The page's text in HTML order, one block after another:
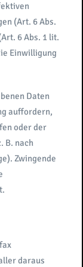
(Art. 6 Abs.
6 Abs. 1 lit.
Einwilligung
Daten
auffordern,
oder der
B. nach
Zwingende
daraus